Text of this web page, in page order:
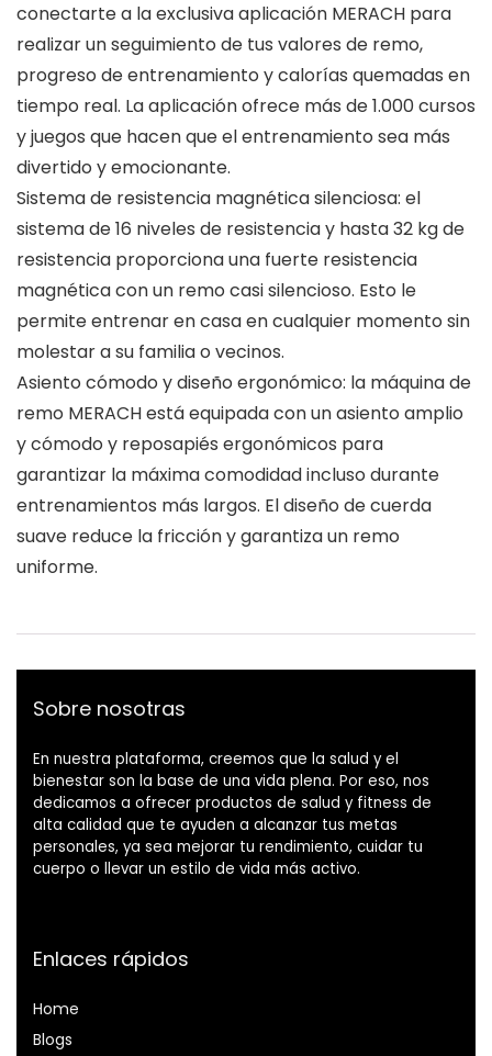
conectarte a la exclusiva aplicación MERACH para
realizar un seguimiento de tus valores de remo,
progreso de entrenamiento y calorías quemadas en
tiempo real. La aplicación ofrece más de 1.000 cursos
y juegos que hacen que el entrenamiento sea más
divertido y emocionante.
Sistema de resistencia magnética silenciosa: el
sistema de 16 niveles de resistencia y hasta 32 kg de
resistencia proporciona una fuerte resistencia
magnética con un remo casi silencioso. Esto le
permite entrenar en casa en cualquier momento sin
molestar a su familia o vecinos.
Asiento cómodo y diseño ergonómico: la máquina de
remo MERACH está equipada con un asiento amplio
y cómodo y reposapiés ergonómicos para
garantizar la máxima comodidad incluso durante
entrenamientos más largos. El diseño de cuerda
suave reduce la fricción y garantiza un remo
uniforme.
Sobre nosotras
En nuestra plataforma, creemos que la salud y el
bienestar son la base de una vida plena. Por eso, nos
dedicamos a ofrecer productos de salud y fitness de
alta calidad que te ayuden a alcanzar tus metas
personales, ya sea mejorar tu rendimiento, cuidar tu
cuerpo o llevar un estilo de vida más activo.
Enlaces rápidos
Home
Blogs